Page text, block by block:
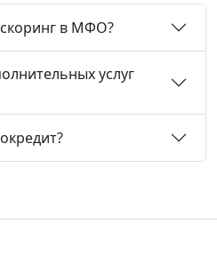
в МФО?
услуг